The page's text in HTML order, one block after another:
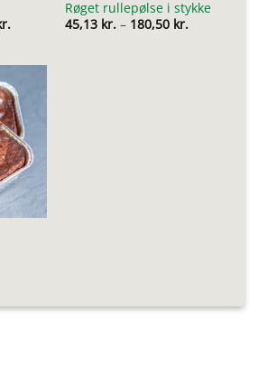
Prisinterval:
Røget rullepølse i stykke
45,13 kr. – 180,50 kr.